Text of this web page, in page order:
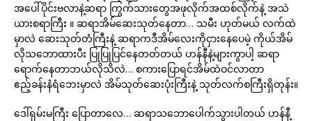
အပေါ်ပိုင်းဗလာနဲ့ဆရာ ကြွက်သားတွေအဖုလိုက်အထစ်လိုက်နဲ့ အသဲ
ယားစရာကြီး ။ ဆရာအိမ်ဆေးသုတ်နေတာ… သမီး ဟုတ်မယ် လက်ထဲ
မှာလဲ ဆေးသုတ်တံကြီးနဲ့ ဆရာကဒီအိမ်လေးကိုငှားနေပေမဲ့ ကိုယ်အိမ်
လိုသဘောထားပီး ပြုပြုပြင်နေတတ်တယ် ဟန်နီနဲ့များကွာပါ့ ဆရာ
ရောက်နေတာဘယ်လိုသိလဲ… စကားပြောရင်အိမ်ထဲဝင်လာတာ
ဧည့်ခန်းနံရံဘေးမှာလဲ အိမ်သုတ်ဆေးပုံးကြီးနဲ့ သုတ်လက်စကြီးရှိတုန်း။
ဒေါ်ရှမ်းမကြီး ပြောတာလေ… ဆရာသဘောပေါက်သွားပါတယ် ဟန်နီ့